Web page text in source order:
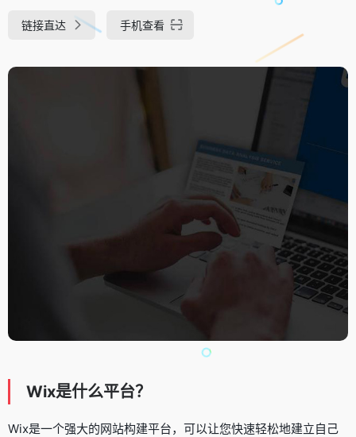
链接直达 手机查看
Wix是什么平台？
Wix是一个强大的网站构建平台，可以让您快速轻松地建立自己